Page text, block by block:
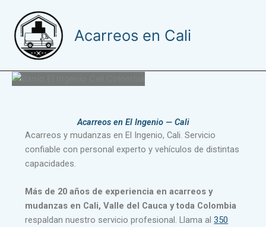
contenido
Acarreos en Cali
Acarreos en El Ingenio — Cali
Acarreos y mudanzas en El Ingenio, Cali. Servicio
confiable con personal experto y vehículos de distintas
capacidades.
Más de 20 años de experiencia en acarreos y
mudanzas en Cali, Valle del Cauca y toda Colombia
respaldan nuestro servicio profesional. Llama al350